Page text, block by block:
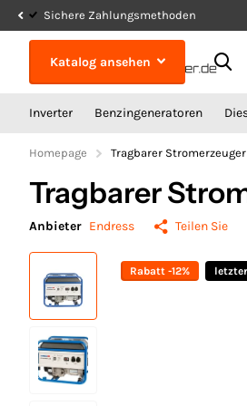
Sichere Zahlungsmethoden
Katalog ansehen
Inverter Benzingeneratoren
Homepage Tragbarer Stromerzeuger
Tragbarer
Anbieter Endress Teilen Sie
Rabatt -12%